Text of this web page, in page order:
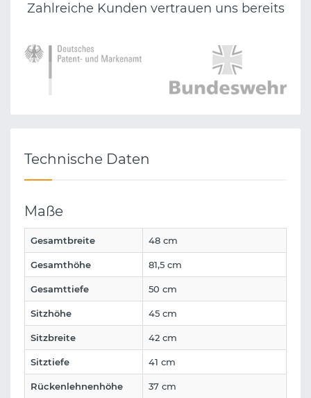
Zahlreiche Kunden vertrauen uns bereits
Technische Daten
Maße
Gesamtbreite 48 cm
Gesamthöhe 81,5 cm
Gesamttiefe 50 cm
Sitzhöhe 45 cm
Sitzbreite 42 cm
Sitztiefe 41 cm
Rückenlehnenhöhe 37 cm